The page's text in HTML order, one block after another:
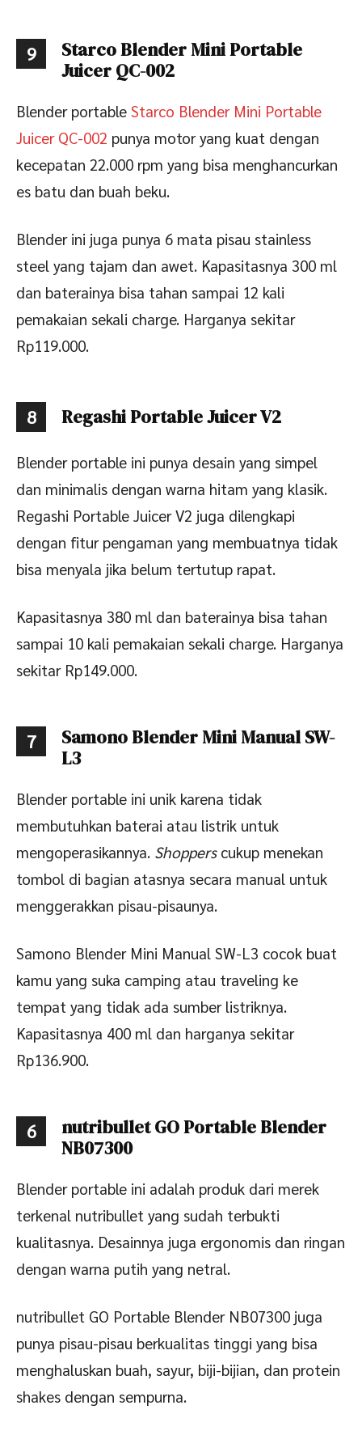
9
Starco Blender Mini Portable
Juicer QC-002
Blender portable Starco Blender Mini Portable
Juicer QC-002 punya motor yang kuat dengan
kecepatan 22.000 rpm yang bisa menghancurkan
es batu dan buah beku.
Blender ini juga punya 6 mata pisau stainless
steel yang tajam dan awet. Kapasitasnya 300 ml
dan baterainya bisa tahan sampai 12 kali
pemakaian sekali charge. Harganya sekitar
Rp119.000.
8 Regashi Portable Juicer V2
Blender portable ini punya desain yang simpel
dan minimalis dengan warna hitam yang klasik.
Regashi Portable Juicer V2 juga dilengkapi
dengan fitur pengaman yang membuatnya tidak
bisa menyala jika belum tertutup rapat.
Kapasitasnya 380 ml dan baterainya bisa tahan
sampai 10 kali pemakaian sekali charge. Harganya
sekitar Rp149.000.
7
Samono Blender Mini Manual SW-
L3
Blender portable ini unik karena tidak
membutuhkan baterai atau listrik untuk
mengoperasikannya. Shopperscukup menekan
tombol di bagian atasnya secara manual untuk
menggerakkan pisau-pisaunya.
Samono Blender Mini Manual SW-L3 cocok buat
kamu yang suka camping atau traveling ke
tempat yang tidak ada sumber listriknya.
Kapasitasnya 400 ml dan harganya sekitar
Rp136.900.
6
nutribullet GO Portable Blender
NB07300
Blender portable ini adalah produk dari merek
terkenal nutribullet yang sudah terbukti
kualitasnya. Desainnya juga ergonomis dan ringan
dengan warna putih yang netral.
nutribullet GO Portable Blender NB07300 juga
punya pisau-pisau berkualitas tinggi yang bisa
menghaluskan buah, sayur, biji-bijian, dan protein
shakes dengan sempurna.